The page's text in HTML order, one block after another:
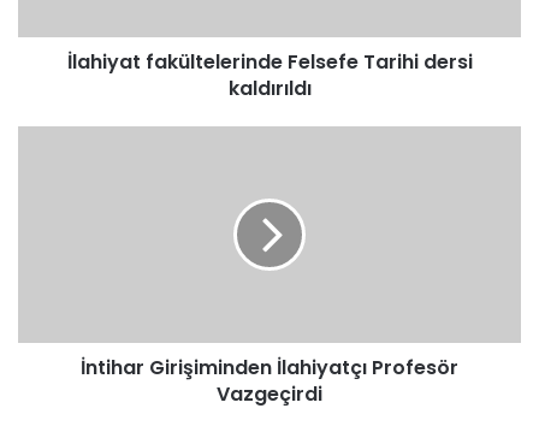
İlahiyat fakültelerinde Felsefe Tarihi dersi
kaldırıldı
İntihar Girişiminden İlahiyatçı Profesör
Vazgeçirdi